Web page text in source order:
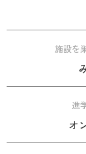
施設を
進
オ